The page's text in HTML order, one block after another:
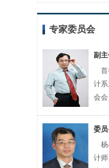
专家委员会
副
首
计
会
名企
委
杨
计